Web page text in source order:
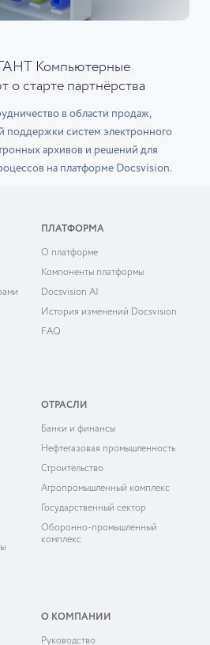
Компьютерные
о старте партнёрства
в области продаж,
поддержки систем электронного
архивов и решений для
на платформе Docsvision.
ПЛАТФОРМА
О платформе
Компоненты платформы
Docsvision AI
История изменений Docsvision
FAQ
ОТРАСЛИ
Банки и финансы
Нефтегазовая промышленность
Строительство
Агропромышленный комплекс
Государственный сектор
Оборонно-промышленный
комплекс
О КОМПАНИИ
Руководство